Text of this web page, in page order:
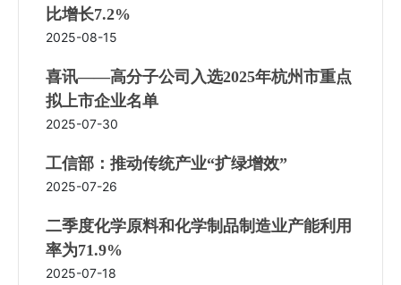
比增长7.2%
2025-08-15
喜讯——高分子公司入选2025年杭州市重点
拟上市企业名单
2025-07-30
工信部：推动传统产业“扩绿增效”
2025-07-26
二季度化学原料和化学制品制造业产能利用
率为71.9%
2025-07-18